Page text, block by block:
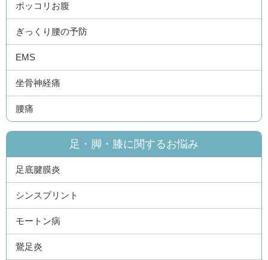
ポッコリお腹
ぎっくり腰の予防
EMS
坐骨神経痛
腰痛
足・脚・膝に関するお悩み
足底腱膜炎
シンスプリント
モートン病
鵞足炎